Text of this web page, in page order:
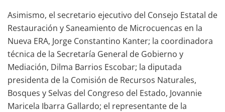
Asimismo, el secretario ejecutivo del Consejo Estatal de
Restauración y Saneamiento de Microcuencas en la
Nueva ERA, Jorge Constantino Kanter; la coordinadora
técnica de la Secretaría General de Gobierno y
Mediación, Dilma Barrios Escobar; la diputada
presidenta de la Comisión de Recursos Naturales,
Bosques y Selvas del Congreso del Estado, Jovannie
Maricela Ibarra Gallardo; el representante de la